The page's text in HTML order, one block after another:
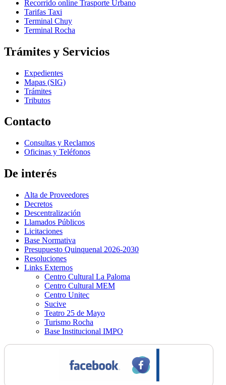
Recorrido online Trasporte Urbano
Tarifas Taxi
Terminal Chuy
Terminal Rocha
Trámites y Servicios
Expedientes
Mapas (SIG)
Trámites
Tributos
Contacto
Consultas y Reclamos
Oficinas y Teléfonos
De interés
Alta de Proveedores
Decretos
Descentralización
Llamados Públicos
Licitaciones
Base Normativa
Presupuesto Quinquenal 2026-2030
Resoluciones
Links Externos
Centro Cultural La Paloma
Centro Cultural MEM
Centro Unitec
Sucive
Teatro 25 de Mayo
Turismo Rocha
Base Institucional IMPO